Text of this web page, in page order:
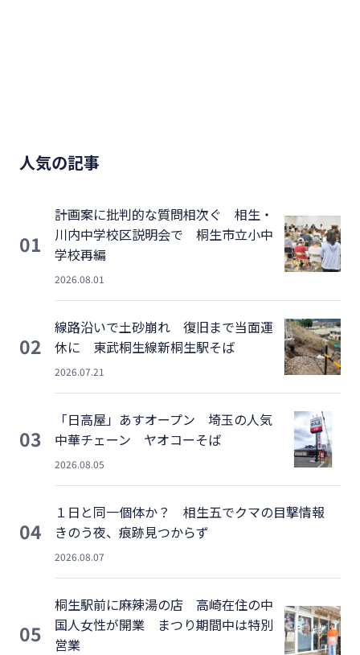
人気の記事
01
計画案に批判的な質問相次ぐ 相生・
川内中学校区説明会で 桐生市立小中
学校再編
2026.08.01
02
線路沿いで土砂崩れ 復旧まで当面運
休に 東武桐生線新桐生駅そば
2026.07.21
03
「日高屋」あすオープン 埼玉の人気
中華チェーン ヤオコーそば
2026.08.05
04
１日と同一個体か？ 相生五でクマの目撃情報
きのう夜、痕跡見つからず
2026.08.07
05
桐生駅前に麻辣湯の店 高崎在住の中
国人女性が開業 まつり期間中は特別
営業